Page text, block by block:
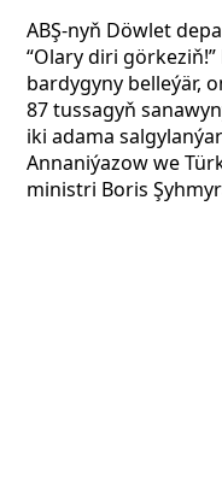
ABŞ-nyň Döwlet
“Olary diri
bardygyny belleýär,
87 tussagyň
iki adama
Annaniýazow we
ministri Boris